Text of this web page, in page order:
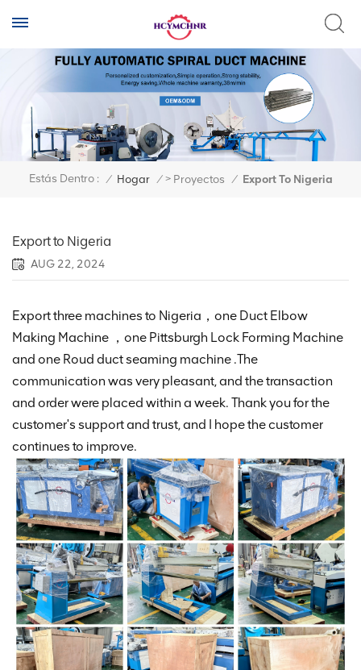
Estás Dentro : / Hogar / > Proyectos / Export To Nigeria
Export to Nigeria
AUG 22, 2024
Export three machines to Nigeria，one Duct Elbow
Making Machine ，one Pittsburgh Lock Forming Machine
and one Roud duct seaming machine .The
communication was very pleasant, and the transaction
and order were placed within a week. Thank you for the
customer's support and trust, and I hope the customer
continues to improve.